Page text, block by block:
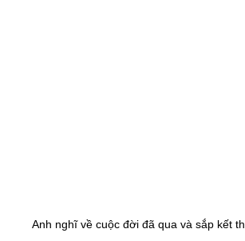
Anh nghĩ về cuộc đời đã qua và sắp kết